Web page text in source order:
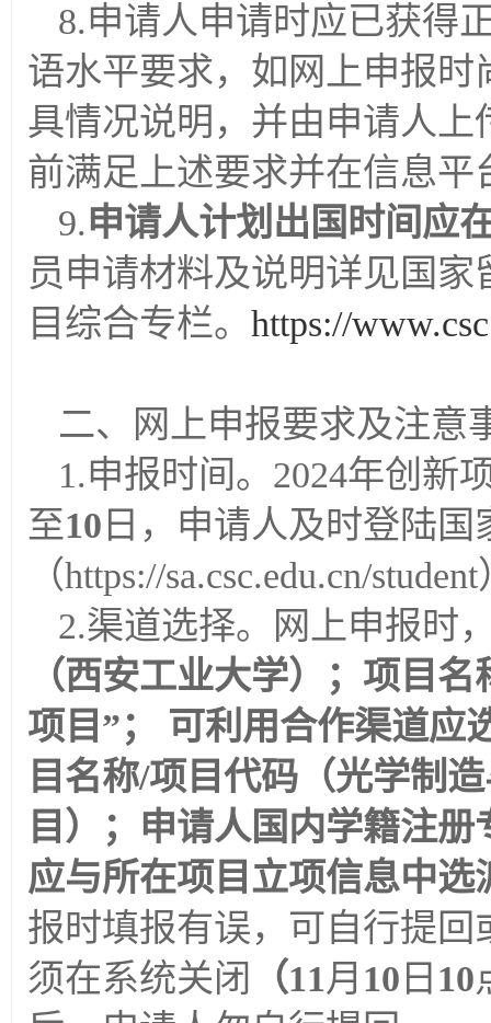
8.申请人申请时应已获得
语水平要求，如网上申报
具情况说明，并由申请人
前满足上述要求并在信息
9.申请人计划出国时间应
员申请材料及说明详见国
目综合专栏。 https://
二、网上申报要求及注意
1.申报时间。2024年创新
至10 日，申请人及时登陆
（https://sa.csc.edu.cn/
2.渠道选择。网上申报时
（西安工业大学）；项目
项目”； 可利用合作渠道应
目名称/项目代码（光学制
目）；申请人国内学籍注
应与所在项目立项信息中选
报时填报有误，可自行提
须在系统关闭
（11月 10 日 10